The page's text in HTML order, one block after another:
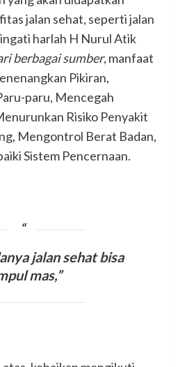
jalan sehat, seperti jalan
harlah H Nurul Atik
berbagai sumber, manfaat
Pikiran,
paru, Mencegah
Risiko Penyakit
Mengontrol Berat Badan,
Sistem Pencernaan.
jalan sehat bisa
mas,”